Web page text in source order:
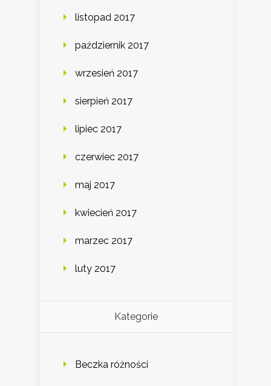
listopad 2017
październik 2017
wrzesień 2017
sierpień 2017
lipiec 2017
czerwiec 2017
maj 2017
kwiecień 2017
marzec 2017
luty 2017
Kategorie
Beczka różności